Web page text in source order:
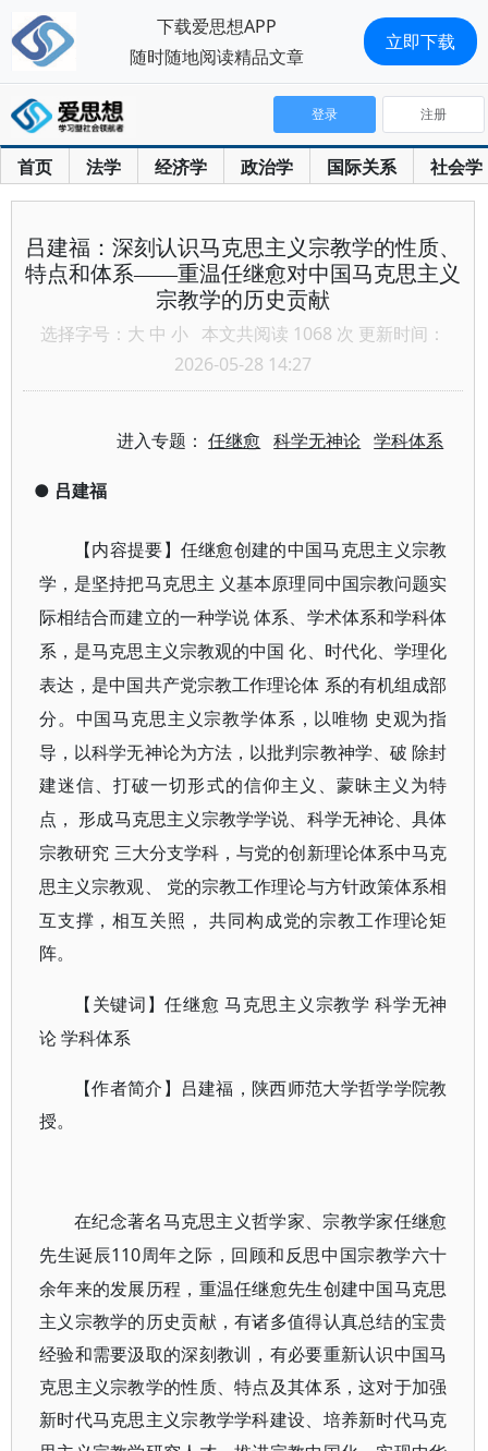
首页 法学 经济学 政治学 国际关系 社会学
登录 注册
吕建福：深刻认识马克思主义宗教学的性质、
特点和体系——重温任继愈对中国马克思主义
宗教学的历史贡献
选择字号： 大 中 小 本文共阅读 1068 次 更新时间：
2026-05-28 14:27
进入专题：任继愈 科学无神论 学科体系
● 吕建福
【内容提要】 任继愈创建的中国马克思主义宗教
学，是坚持把马克思主 义基本原理同中国宗教问题实
际相结合而建立的一种学说 体系、学术体系和学科体
系，是马克思主义宗教观的中国 化、时代化、学理化
表达，是中国共产党宗教工作理论体 系的有机组成部
分。中国马克思主义宗教学体系，以唯物 史观为指
导，以科学无神论为方法，以批判宗教神学、破 除封
建迷信、打破一切形式的信仰主义、蒙昧主义为特
点，
形成马克思主义宗教学学说、科学无神论、具体
宗教研究 三大分支学科，与党的创新理论体系中马克
思主义宗教观、
党的宗教工作理论与方针政策体系相
互支撑，相互关照，
共同构成党的宗教工作理论矩
阵。
【关键词】任继愈 马克思主义宗教学 科学无神
论 学科体系
【作者简介】
吕建福，陕西师范大学哲学学院教
授。
在纪念著名马克思主义哲学家、宗教学家任继愈
先生诞辰110周年之际，回顾和反思中国宗教学六十
余年来的发展历程，重温任继愈先生创建中国马克思
主义宗教学的历史贡献，有诸多值得认真总结的宝贵
经验和需要汲取的深刻教训，有必要重新认识中国马
克思主义宗教学的性质、特点及其体系，这对于加强
新时代马克思主义宗教学学科建设、培养新时代马克
下载爱思想APP
随时随地阅读精品文章
立即下载